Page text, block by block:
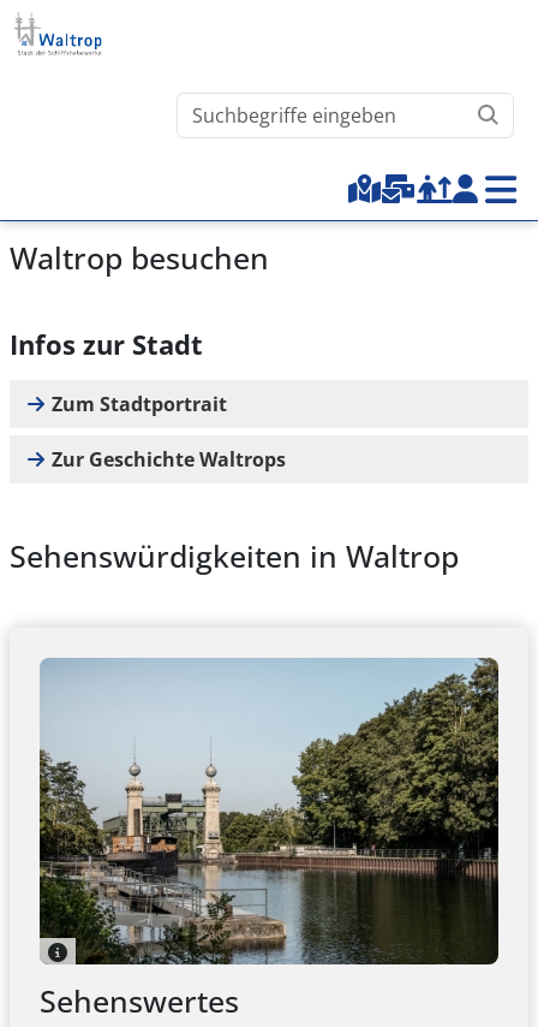
Direkt zum Inhalt
Waltrop.de durchsuchen
Top-Menu
Waltrop besuchen
Infos zur Stadt
Zum Stadtportrait
Zur Geschichte Waltrops
Sehenswürdigkeiten in Waltrop
Sehenswertes